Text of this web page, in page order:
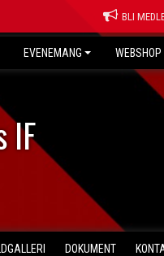
BLI
EVENEMANG WEBSHOP
IF
DOKUMENT